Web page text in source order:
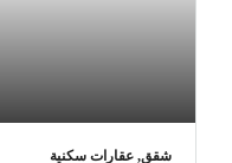
شقق, عقارات سكنية